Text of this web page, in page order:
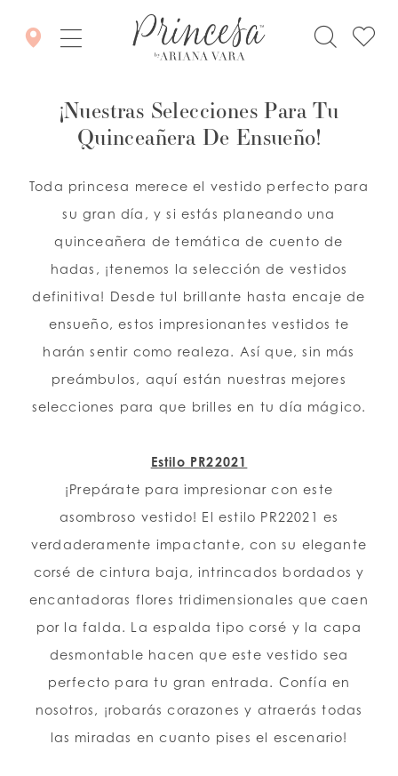
ESPAÑOL INGLES
¡Nuestras Selecciones Para Tu
Quinceañera De Ensueño!
Toda princesa merece el vestido perfecto para
su gran día, y si estás planeando una
quinceañera de temática de cuento de
hadas, ¡tenemos la selección de vestidos
definitiva! Desde tul brillante hasta encaje de
ensueño, estos impresionantes vestidos te
harán sentir como realeza. Así que, sin más
preámbulos, aquí están nuestras mejores
selecciones para que brilles en tu día mágico.
Estilo PR22021
¡Prepárate para impresionar con este
asombroso vestido! El estilo PR22021 es
verdaderamente impactante, con su elegante
corsé de cintura baja, intrincados bordados y
encantadoras flores tridimensionales que caen
por la falda. La espalda tipo corsé y la capa
desmontable hacen que este vestido sea
perfecto para tu gran entrada. Confía en
nosotros, ¡robarás corazones y atraerás todas
las miradas en cuanto pises el escenario!